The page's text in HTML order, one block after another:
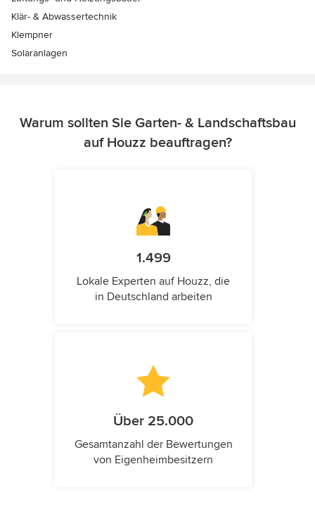
Klär- & Abwassertechnik
Klempner
Solaranlagen
Warum sollten Sie Garten- & Landschaftsbau
auf Houzz beauftragen?
1.499
Lokale Experten auf Houzz, die
in Deutschland arbeiten
Über 25.000
Gesamtanzahl der Bewertungen
von Eigenheimbesitzern